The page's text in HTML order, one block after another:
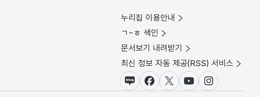
누리집 이용안내
ㄱ~ㅎ 색인
문서보기 내려받기
최신 정보 자동 제공(RSS) 서비스
블로그페이스북X(트위터)
유튜브인스타그램